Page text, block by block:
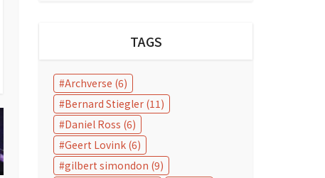
TAGS
Archverse (6)
Bernard Stiegler (11)
Daniel Ross (6)
Geert Lovink (6)
gilbert simondon (9)